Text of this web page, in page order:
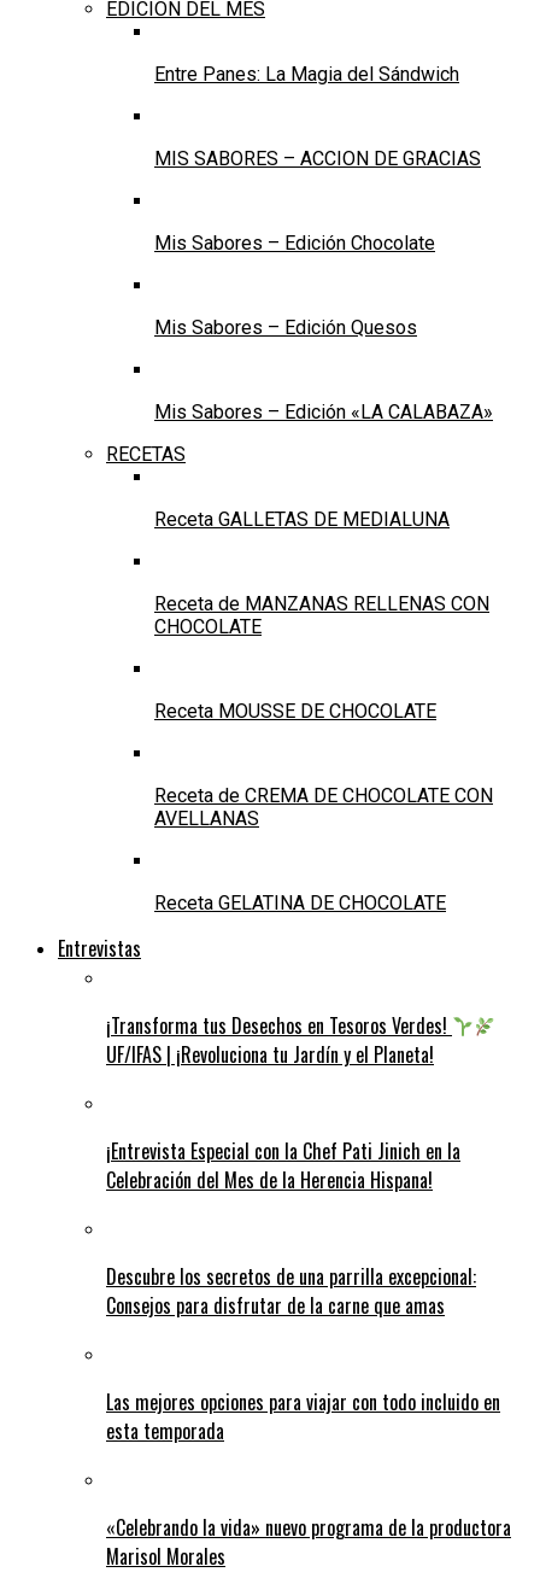
EDICION DEL MES
Entre Panes: La Magia del Sándwich
MIS SABORES – ACCION DE GRACIAS
Mis Sabores – Edición Chocolate
Mis Sabores – Edición Quesos
Mis Sabores – Edición «LA CALABAZA»
RECETAS
Receta GALLETAS DE MEDIALUNA
Receta de MANZANAS RELLENAS CON
CHOCOLATE
Receta MOUSSE DE CHOCOLATE
Receta de CREMA DE CHOCOLATE CON
AVELLANAS
Receta GELATINA DE CHOCOLATE
Entrevistas
¡Transforma tus Desechos en Tesoros Verdes!
UF/IFAS | ¡Revoluciona tu Jardín y el Planeta!
¡Entrevista Especial con la Chef Pati Jinich en la
Celebración del Mes de la Herencia Hispana!
Descubre los secretos de una parrilla excepcional:
Consejos para disfrutar de la carne que amas
Las mejores opciones para viajar con todo incluido en
esta temporada
«Celebrando la vida» nuevo programa de la productora
Marisol Morales